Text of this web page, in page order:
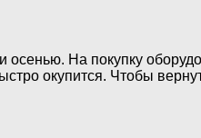
На покупку
окупится. Чтобы